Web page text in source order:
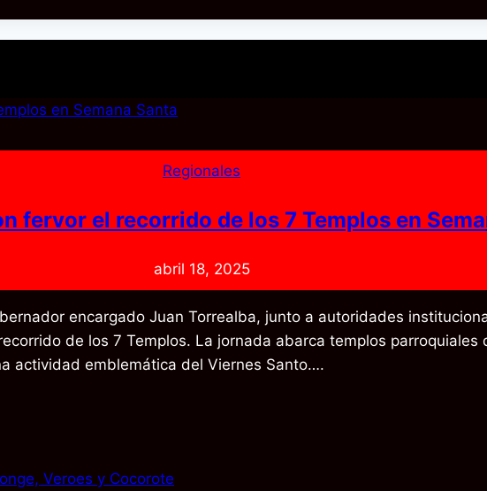
Regionales
fervor el recorrido de los 7 Templos en
abril 18, 2025
encargado Juan Torrealba, junto a autoridades
de los 7 Templos. La jornada abarca templos
actividad emblemática del Viernes Santo….